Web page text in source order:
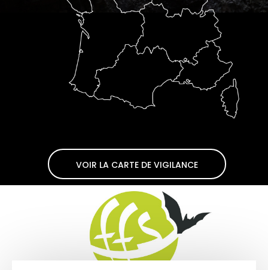
VOIR LA CARTE DE VIGILANCE